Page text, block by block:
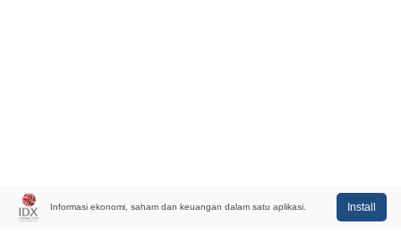
Informasi ekonomi, saham dan keuangan dalam satu aplikasi. Install